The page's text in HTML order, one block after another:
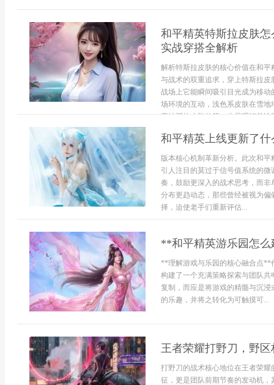
和平精英特斯拉皮肤
实战穿搭全解析
解析特斯拉皮肤的核心价值在和
与战术的双重追求，穿上特斯拉
战场上它能瞬间吸引目光成为移
场环境的互动，浅色系皮肤在雪
穿特斯拉皮肤的第一步是理解其涂
和平精英上线更新了
版本核心机制革新分析。此次和
引人注目的莫过于信号值系统的
奏，鼓励更深入的战术思考，而
分布更趋动态，那些曾经被视为
择，迫使老手们重新评估...
**和平精英游乐园怎
**理解游戏与乐园的核心融合点**
构建了一个充满策略探索与团队
复制，而应是将游戏的精髓与沉
的乐趣，并将之转化为可触摸可...
王者荣耀打野刀，野
打野刀的战术核心地位在王者荣
征，更是团队前期节奏的发动机